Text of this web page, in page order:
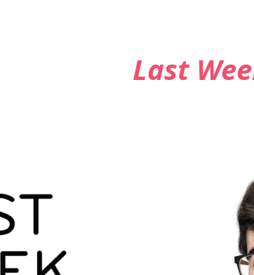
Last